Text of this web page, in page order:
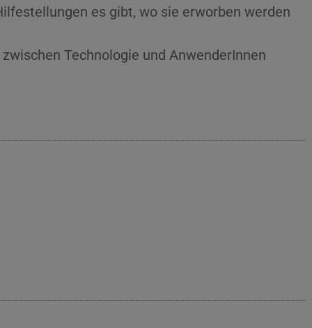
es gibt, wo sie erworben werden
Technologie und AnwenderInnen